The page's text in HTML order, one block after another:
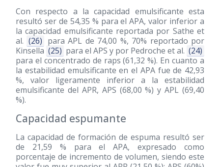
Con respecto a la capacidad emulsificante esta
resultó ser de 54,35 % para el APA, valor inferior a
la capacidad emulsificante reportada por Sathe et
al. (26) para APL de 74,00 %, 70% reportado por
Kinsella (25) para el APS y por Pedroche et al. (24)
para el concentrado de raps (61,32 %). En cuanto a
la estabilidad emulsificante en el APA fue de 42,93
%, valor ligeramente inferior a la estabilidad
emulsificante del APR, APS (68,00 %) y APL (69,40
%).
Capacidad espumante
La capacidad de formación de espuma resultó ser
de 21,59 % para el APA, expresado como
porcentaje de incremento de volumen, siendo este